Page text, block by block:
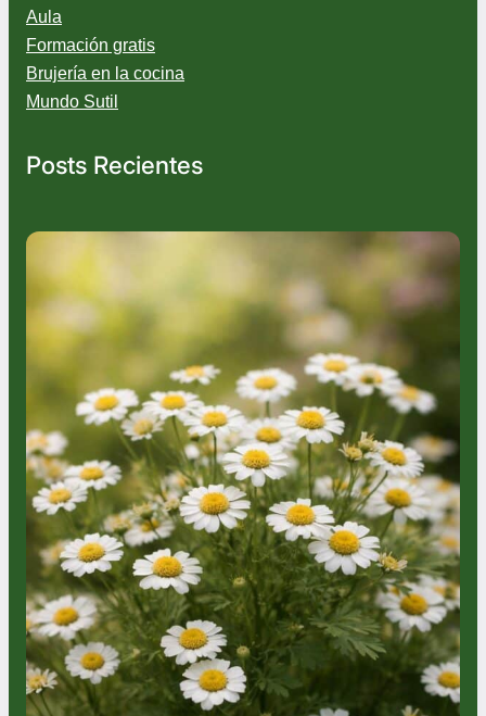
Aula
Formación gratis
Brujería en la cocina
Mundo Sutil
Posts Recientes